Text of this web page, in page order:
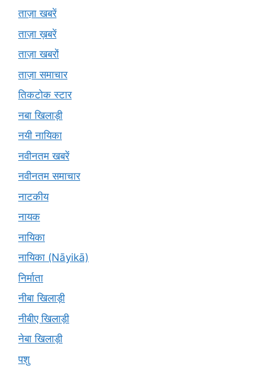
ताज़ा खबरें
ताज़ा ख़बरें
ताज़ा खबरों
ताज़ा समाचार
तिकटोक स्टार
नबा खिलाड़ी
नयी नायिका
नवीनतम खबरें
नवीनतम समाचार
नाटकीय
नायक
नायिका
नायिका (Nāyikā)
निर्माता
नीबा खिलाड़ी
नीबीए खिलाड़ी
नेबा खिलाड़ी
पशु